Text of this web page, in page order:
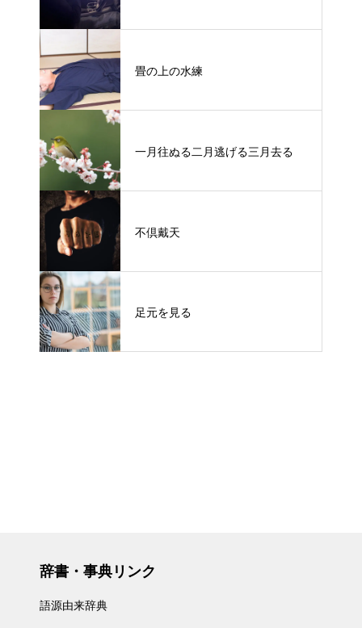
畳の上の水練
一月往ぬる二月逃げる三月去る
不倶戴天
足元を見る
辞書・事典リンク
語源由来辞典